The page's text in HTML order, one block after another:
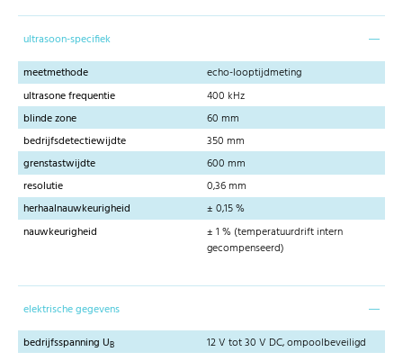
ultrasoon-specifiek
meetmethode
echo-looptijdmeting
ultrasone frequentie
400 kHz
blinde zone
60 mm
bedrijfsdetectiewijdte
350 mm
grenstastwijdte
600 mm
resolutie
0,36 mm
herhaalnauwkeurigheid
± 0,15 %
nauwkeurigheid
± 1 % (temperatuurdrift intern
gecompenseerd)
elektrische gegevens
bedrijfsspanning UB
12 V tot 30 V DC, ompoolbeveiligd